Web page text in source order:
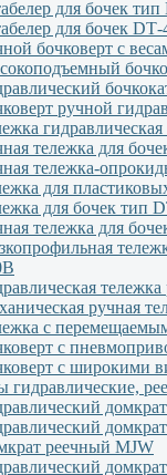
для бочек
для бочек DТ-
бочковерт с
ручной
тележка для
тележка-
для
для бочек тип
тележка для
ручная
с
с
с широкими
гидравлические,
реечный MJW